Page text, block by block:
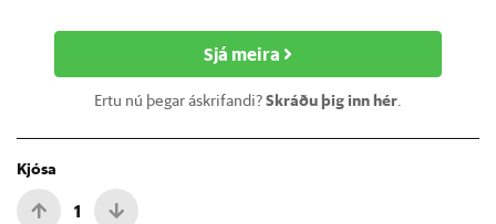
Sjá meira
Ertu nú þegar áskrifandi?Skráðu þig inn hér.
Kjósa
1